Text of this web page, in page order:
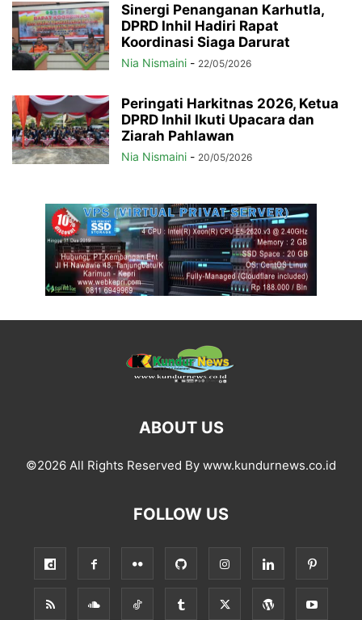
Sinergi Penanganan Karhutla,
DPRD Inhil Hadiri Rapat
Koordinasi Siaga Darurat
Nia Nismaini - 22/05/2026
Peringati Harkitnas 2026, Ketua
DPRD Inhil Ikuti Upacara dan
Ziarah Pahlawan
Nia Nismaini - 20/05/2026
ABOUT US
©2026 All Rights Reserved By www.kundurnews.co.id
FOLLOW US